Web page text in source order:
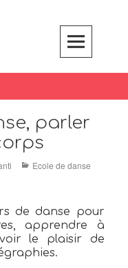
parler
Categories
Ecole de danse
de danse pour
apprendre à
le plaisir de